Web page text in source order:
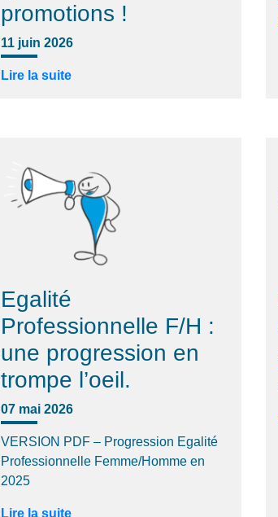
promotions !
11 juin 2026
Lire la suite
Egalité
Professionnelle F/H :
une progression en
trompe l’oeil.
07 mai 2026
VERSION PDF – Progression Egalité
Professionnelle Femme/Homme en
2025
Lire la suite